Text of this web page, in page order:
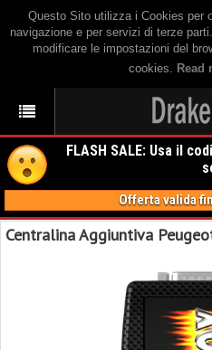
Questo Sito utilizza i Cookies per
navigazione e per servizi di terze
modificare le impostazioni del
cookies. Read
FLASH SALE: Usa il
Offerta valida
Centralina Aggiuntiva